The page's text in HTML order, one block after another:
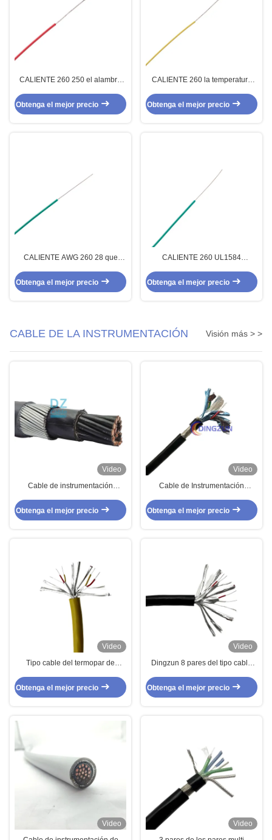
CALIENTE 260 250 el alambre
militar del grado PTFE
Obtenga el mejor precio
CALIENTE 260 la temperatura
ultra flexible del alambre de
cobre de UL1659 PTFE
Obtenga el mejor precio
CALIENTE AWG 260 28 que
telegrafían el cobre de cobre de
Obtenga el mejor precio
CALIENTE 260 UL1584
alta del alambre 30AWG
Obtenga el mejor precio
CABLE DE LA INSTRUMENTACIÓN Visión más > >
Video
Cable de instrumentación
RE-2X ((ST) HSWAH 19x2.5mm2
Obtenga el mejor precio
Video
Cable de Instrumentación
TC/PVC/ISCR/OSCR/PVC 6
Obtenga el mejor precio
Video
Tipo cable del termopar de
pares
Obtenga el mejor precio
Video
Dingzun 8 pares del tipo cable
Obtenga el mejor precio
Video
Video